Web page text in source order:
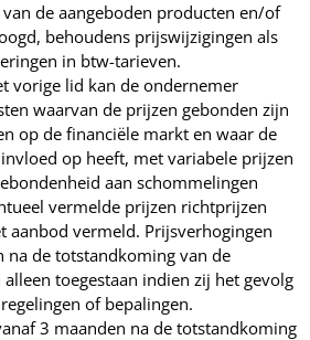
de aangeboden producten en/of
behoudens prijswijzigingen als
in btw-tarieven.
vorige lid kan de ondernemer
waarvan de prijzen gebonden zijn
op de financiële markt en waar de
op heeft, met variabele prijzen
aan schommelingen
vermelde prijzen richtprijzen
aanbod vermeld. Prijsverhogingen
na de totstandkoming van de
toegestaan indien zij het gevolg
of bepalingen.
3 maanden na de totstandkoming